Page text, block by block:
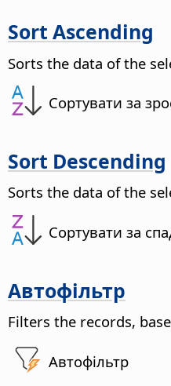
Sort Ascending
Sorts the data of the
Сортувати за
Sort Descending
Sorts the data of the
Сортувати за
Автофільтр
Filters the records,
Автофільтр